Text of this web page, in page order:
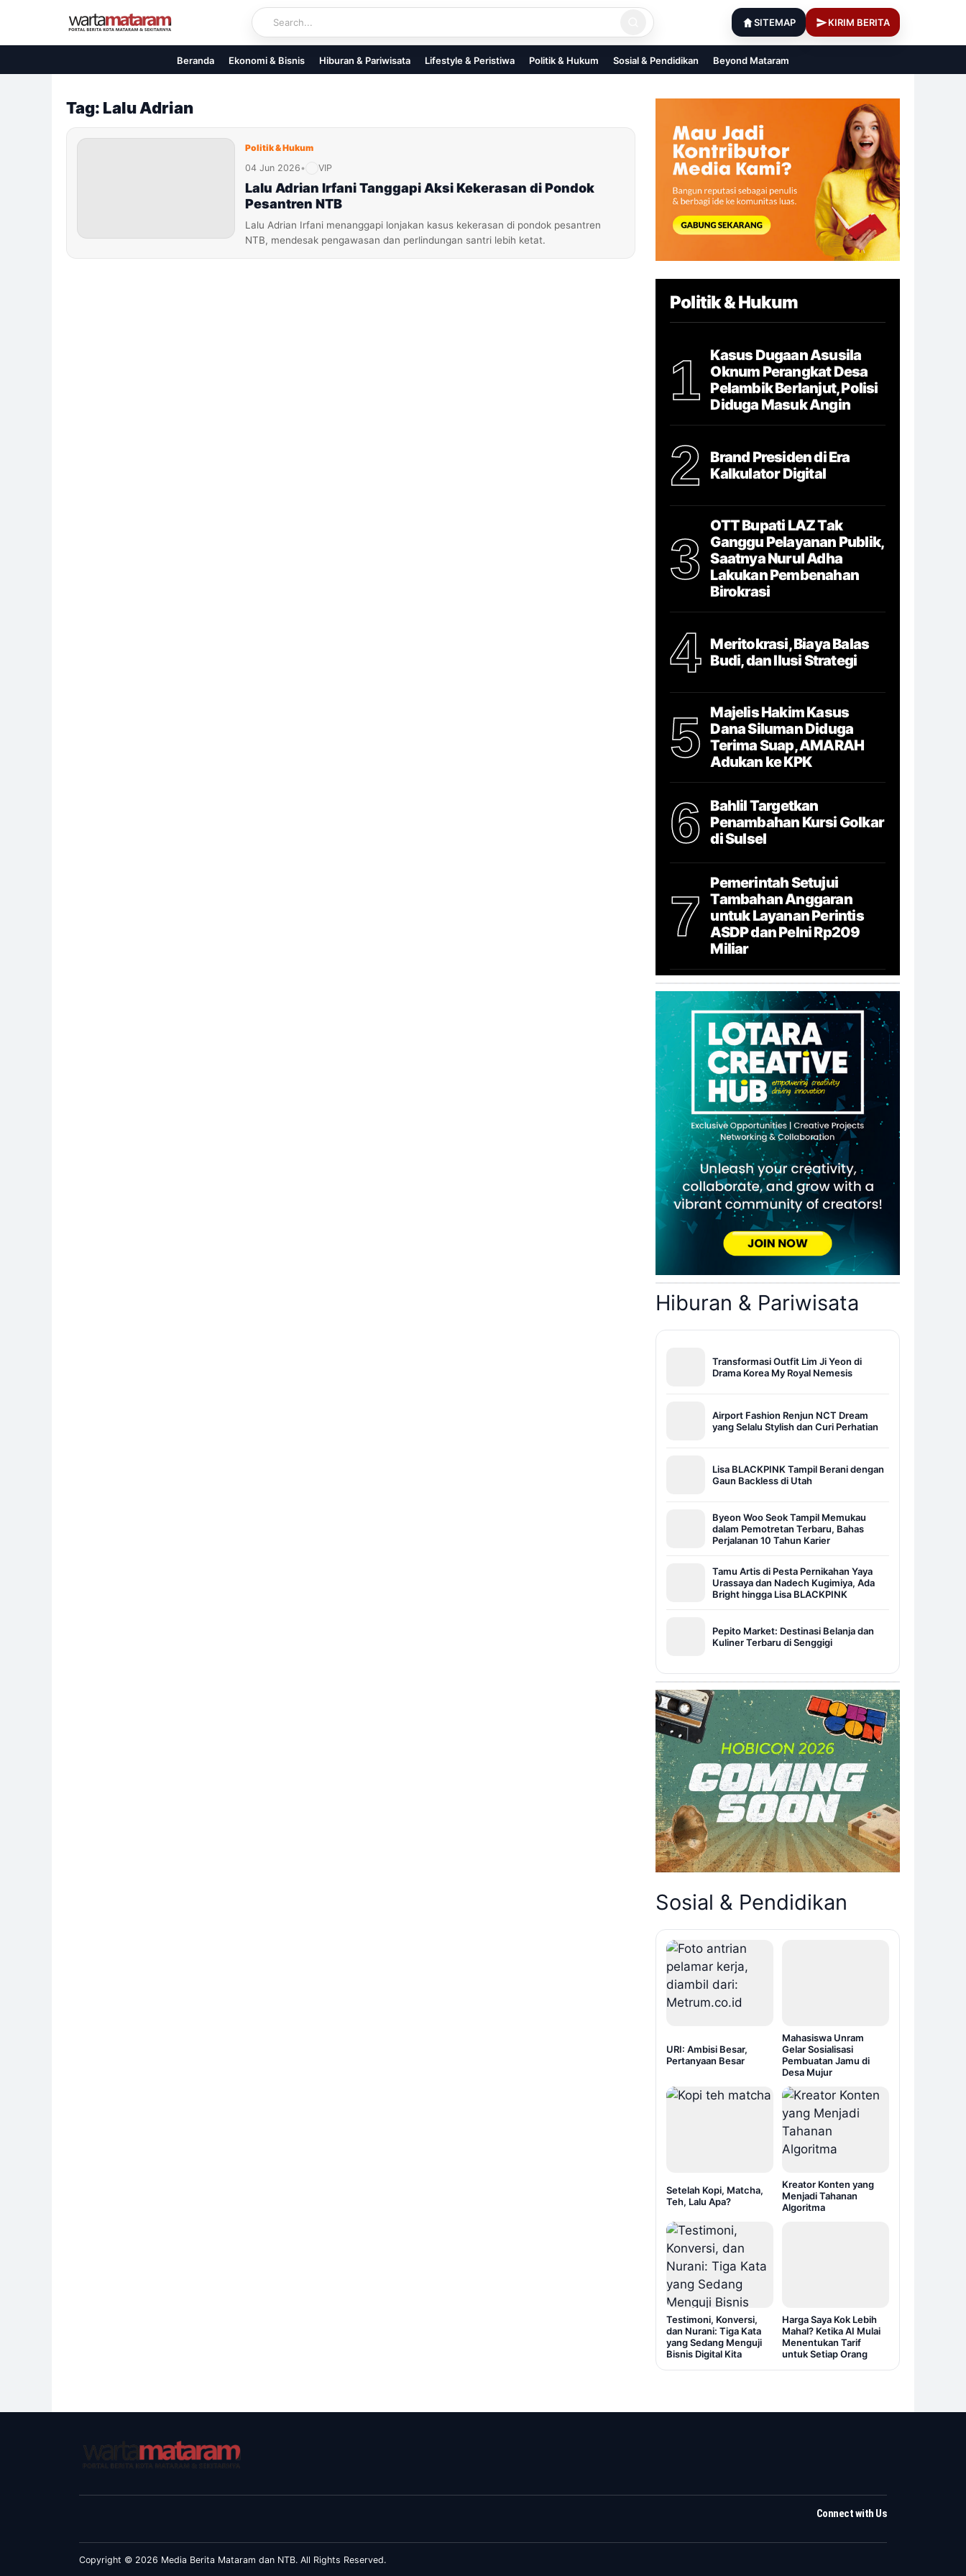
content
SITEMAP KIRIM BERITA
Beranda Ekonomi & Bisnis Hiburan & Pariwisata Lifestyle & Peristiwa Politik & Hukum Sosial & Pendidikan Beyond Mataram
Tag: Lalu Adrian
Politik & Hukum
04 Jun 2026• VIP
Lalu Adrian Irfani Tanggapi Aksi Kekerasan di Pondok
Pesantren NTB
Lalu Adrian Irfani menanggapi lonjakan kasus kekerasan di pondok pesantren
NTB, mendesak pengawasan dan perlindungan santri lebih ketat.
Politik & Hukum
1
Kasus Dugaan Asusila
Oknum Perangkat Desa
Pelambik Berlanjut, Polisi
Diduga Masuk Angin
2
Brand Presiden di Era
Kalkulator Digital
3
OTT Bupati LAZ Tak
Ganggu Pelayanan Publik,
Saatnya Nurul Adha
Lakukan Pembenahan
Birokrasi
4
Meritokrasi, Biaya Balas
Budi, dan Ilusi Strategi
5
Majelis Hakim Kasus
Dana Siluman Diduga
Terima Suap, AMARAH
Adukan ke KPK
6
Bahlil Targetkan
Penambahan Kursi Golkar
di Sulsel
7
Pemerintah Setujui
Tambahan Anggaran
untuk Layanan Perintis
ASDP dan Pelni Rp209
Miliar
Hiburan & Pariwisata
Transformasi Outfit Lim Ji Yeon di
Drama Korea My Royal Nemesis
Airport Fashion Renjun NCT Dream
yang Selalu Stylish dan Curi Perhatian
Lisa BLACKPINK Tampil Berani dengan
Gaun Backless di Utah
Byeon Woo Seok Tampil Memukau
dalam Pemotretan Terbaru, Bahas
Perjalanan 10 Tahun Karier
Tamu Artis di Pesta Pernikahan Yaya
Urassaya dan Nadech Kugimiya, Ada
Bright hingga Lisa BLACKPINK
Pepito Market: Destinasi Belanja dan
Kuliner Terbaru di Senggigi
Sosial & Pendidikan
URI: Ambisi Besar,
Pertanyaan Besar
Mahasiswa Unram
Gelar Sosialisasi
Pembuatan Jamu di
Desa Mujur
Setelah Kopi, Matcha,
Teh, Lalu Apa?
Kreator Konten yang
Menjadi Tahanan
Algoritma
Testimoni, Konversi,
dan Nurani: Tiga Kata
yang Sedang Menguji
Bisnis Digital Kita
Harga Saya Kok Lebih
Mahal? Ketika AI Mulai
Menentukan Tarif
untuk Setiap Orang
Connect with Us
Copyright © 2026 Media Berita Mataram dan NTB. All Rights Reserved.